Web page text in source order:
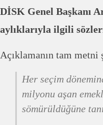
DİSK Genel Başkanı
aylıklarıyla ilgili
Açıklamanın tam metni
Her seçim
milyonu aşan
sömürüldüğüne